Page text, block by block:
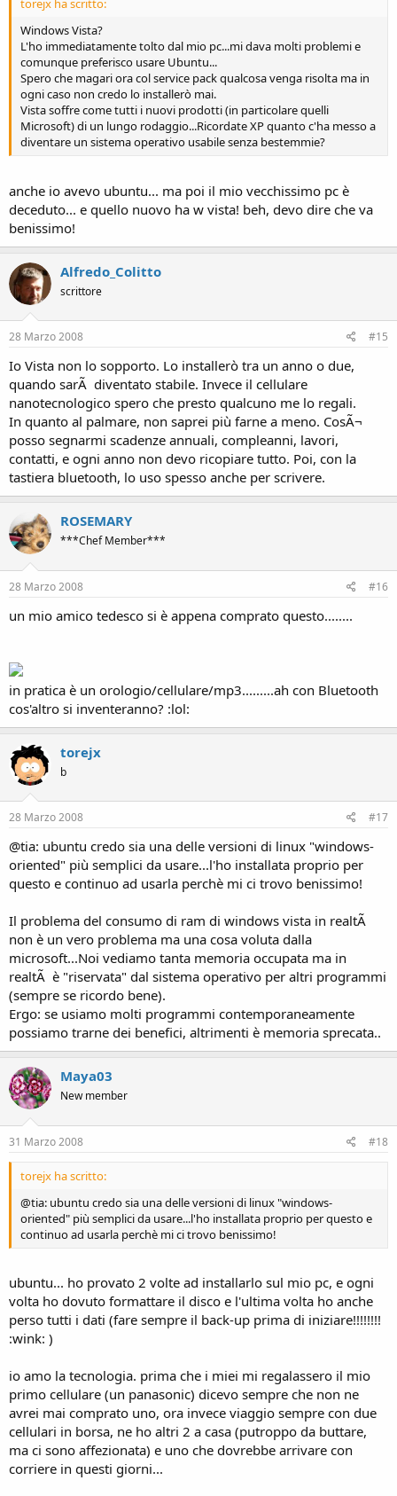
torejx ha scritto:
Windows Vista?
L'ho immediatamente tolto dal mio pc...mi dava molti problemi e
comunque preferisco usare Ubuntu...
Spero che magari ora col service pack qualcosa venga risolta ma in
ogni caso non credo lo installerò mai.
Vista soffre come tutti i nuovi prodotti (in particolare quelli
Microsoft) di un lungo rodaggio...Ricordate XP quanto c'ha messo a
diventare un sistema operativo usabile senza bestemmie?
anche io avevo ubuntu... ma poi il mio vecchissimo pc è
deceduto... e quello nuovo ha w vista! beh, devo dire che va
benissimo!
Alfredo_Colitto
scrittore
28 Marzo 2008 #15
Io Vista non lo sopporto. Lo installerò tra un anno o due,
quando sarÃ diventato stabile. Invece il cellulare
nanotecnologico spero che presto qualcuno me lo regali.
In quanto al palmare, non saprei più farne a meno. CosÃ¬
posso segnarmi scadenze annuali, compleanni, lavori,
contatti, e ogni anno non devo ricopiare tutto. Poi, con la
tastiera bluetooth, lo uso spesso anche per scrivere.
ROSEMARY
***Chef Member***
28 Marzo 2008 #16
un mio amico tedesco si è appena comprato questo........
in pratica è un orologio/cellulare/mp3.........ah con Bluetooth
cos'altro si inventeranno? :lol:
torejx
b
28 Marzo 2008 #17
@tia: ubuntu credo sia una delle versioni di linux "windows-
oriented" più semplici da usare...l'ho installata proprio per
questo e continuo ad usarla perchè mi ci trovo benissimo!
Il problema del consumo di ram di windows vista in realtÃ
non è un vero problema ma una cosa voluta dalla
microsoft...Noi vediamo tanta memoria occupata ma in
realtÃ è "riservata" dal sistema operativo per altri programmi
(sempre se ricordo bene).
Ergo: se usiamo molti programmi contemporaneamente
possiamo trarne dei benefici, altrimenti è memoria sprecata..
Maya03
New member
31 Marzo 2008 #18
torejx ha scritto:
@tia: ubuntu credo sia una delle versioni di linux "windows-
oriented" più semplici da usare...l'ho installata proprio per questo e
continuo ad usarla perchè mi ci trovo benissimo!
ubuntu... ho provato 2 volte ad installarlo sul mio pc, e ogni
volta ho dovuto formattare il disco e l'ultima volta ho anche
perso tutti i dati (fare sempre il back-up prima di iniziare!!!!!!!!
:wink: )
io amo la tecnologia. prima che i miei mi regalassero il mio
primo cellulare (un panasonic) dicevo sempre che non ne
avrei mai comprato uno, ora invece viaggio sempre con due
cellulari in borsa, ne ho altri 2 a casa (putroppo da buttare,
ma ci sono affezionata) e uno che dovrebbe arrivare con
corriere in questi giorni...